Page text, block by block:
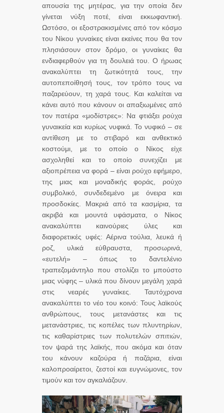
απουσία της μητέρας, για την οποία δεν
γίνεται νύξη ποτέ, είναι εκκωφαντική.
Ωστόσο, οι εξοστρακισμένες από τον κόσμο
του Νίκου γυναίκες είναι εκείνες που θα τον
πλησιάσουν στον δρόμο, οι γυναίκες θα
ενδιαφερθούν για τη δουλειά του. Ο ήρωας
ανακαλύπτει τη ζωτικότητά τους, την
αυτοπεποίθησή τους, τον τρόπο τους να
παζαρεύουν, τη χαρά τους. Και καλείται να
κάνει αυτό που κάνουν οι απαξιωμένες από
τον πατέρα «μοδίστρες»: Να φτιάξει ρούχα
γυναικεία και κυρίως νυφικά. Το νυφικό – σε
αντίθεση με το στιβαρό και ανθεκτικό
κοστούμι, με το οποίο ο Νίκος είχε
ασχοληθεί και το οποίο συνεχίζει με
αξιοπρέπεια να φορά – είναι ρούχο εφήμερο,
της μιας και μοναδικής φοράς, ρούχο
συμβολικό, συνδεδεμένο με όνειρα και
προσδοκίες. Μακριά από τα κασμίρια, τα
ακριβά και μουντά υφάσματα, ο Νίκος
ανακαλύπτει καινούριες ύλες και
διαφορετικές υφές: Αέρινα τούλια, λευκά ή
ροζ, υλικά εύθραυστα, προσωρινά,
«ευτελή» – όπως το δαντελένιο
τραπεζομάντηλο που στολίζει το μπούστο
μιας νύφης – υλικά που δίνουν μεγάλη χαρά
στις νεαρές γυναίκες. Ταυτόχρονα
ανακαλύπτει το νέο του κοινό: Τους λαϊκούς
ανθρώπους, τους μετανάστες και τις
μετανάστριες, τις κοπέλες των πλυντηρίων,
τις καθαρίστριες των πολυτελών σπιτιών,
τον ψαρά της λαϊκής, που ακόμα και όταν
του κάνουν καζούρα ή παζάρια, είναι
καλοπροαίρετοι, ζεστοί και ευγνώμονες, τον
τιμούν και τον αγκαλιάζουν.